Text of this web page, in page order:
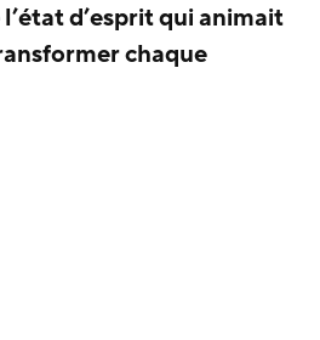
d’esprit qui animait
chaque